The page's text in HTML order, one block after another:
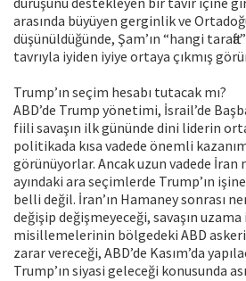
arasında büyüyen gerginlik ve
düşünüldüğünde, Şam’ın “hangi
tavrıyla iyiden iyiye ortaya çıkmış
Trump’ın seçim hesabı tutacak mı?
ABD’de Trump yönetimi, İsrail’de
fiili savaşın ilk gününde dini liderin
politikada kısa vadede önemli
görünüyorlar. Ancak uzun vadede İran
ayındaki ara seçimlerde Trump’ın
belli değil. İran’ın Hamaney sonrası
değişip değişmeyeceği, savaşın
misillemelerinin bölgedeki ABD askeri
zarar vereceği, ABD’de Kasım’da
Trump’ın siyasi geleceği konusunda